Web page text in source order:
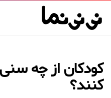
کودکان از چه
کنند؟